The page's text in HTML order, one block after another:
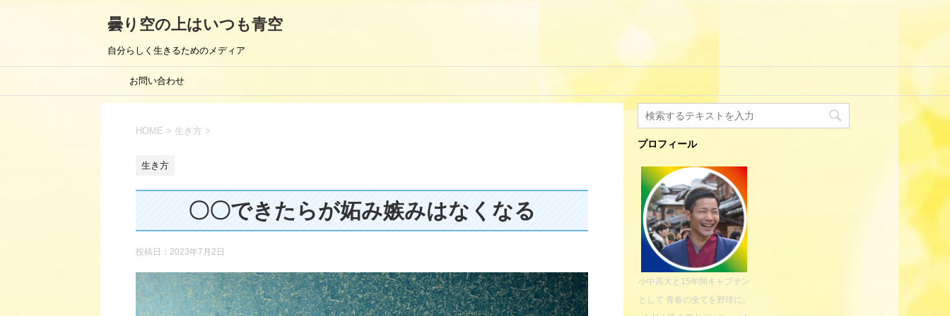
曇り空の上はいつも青空
自分らしく生きるためのメディア
お問い合わせ
HOME > 生き方 >
生き方
〇〇できたらが妬み嫉みはなくなる
投稿日： 2023年7月2日
プロフィール
小中高大と15年間キャプテン
として 青春の全てを野球に。